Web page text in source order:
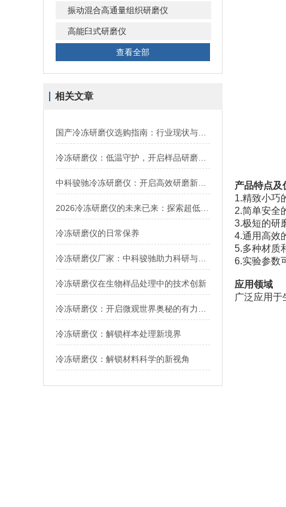
产品特点及
1.精致小巧
2.简单安全
3.极短的研
4.通用高效
5.多种材质
6.实验参数
应用领域
广泛应用于
振动混合高通量组织研磨仪
高能臼式研磨仪
查看全部
相关文章
冷冻研磨仪的日常保养
冷冻研磨仪在生物样品处理中的技术创新
冷冻研磨仪：解锁样本处理新境界
冷冻研磨仪：解锁材料科学的新视角